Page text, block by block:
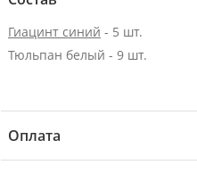
Гиацинт синий - 5 шт.
Тюльпан белый - 9 шт.
Оплата